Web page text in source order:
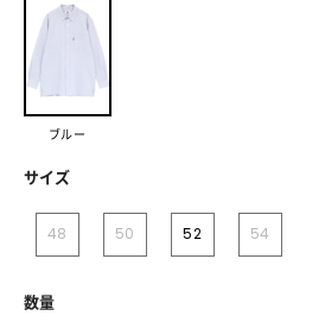
ブルー
サイズ
48 50 52 54
数量